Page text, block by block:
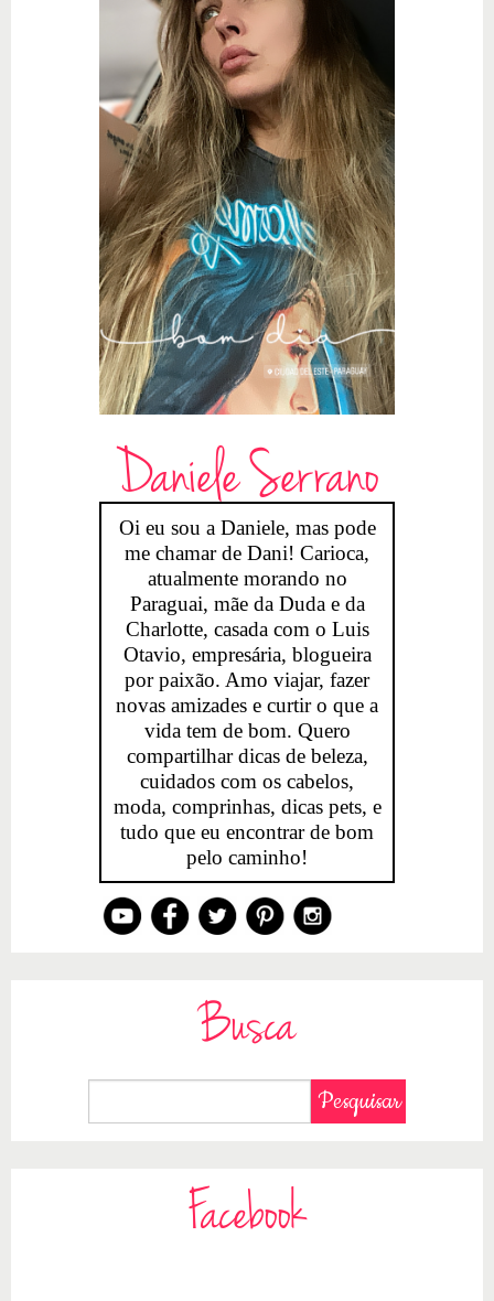
Daniele Serrano
Oi eu sou a Daniele, mas pode
me chamar de Dani! Carioca,
atualmente morando no
Paraguai, mãe da Duda e da
Charlotte, casada com o Luis
Otavio, empresária, blogueira
por paixão. Amo viajar, fazer
novas amizades e curtir o que a
vida tem de bom. Quero
compartilhar dicas de beleza,
cuidados com os cabelos,
moda, comprinhas, dicas pets, e
tudo que eu encontrar de bom
pelo caminho!
Busca
Facebook